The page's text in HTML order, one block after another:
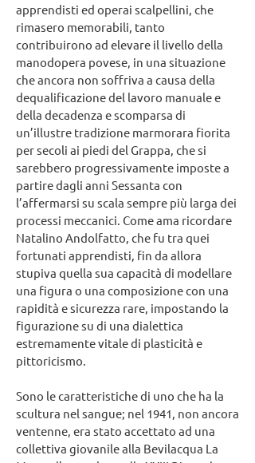
apprendisti ed operai scalpellini, che
rimasero memorabili, tanto
contribuirono ad elevare il livello della
manodopera povese, in una situazione
che ancora non soffriva a causa della
dequalificazione del lavoro manuale e
della decadenza e scomparsa di
un’illustre tradizione marmorara fiorita
per secoli ai piedi del Grappa, che si
sarebbero progressivamente imposte a
partire dagli anni Sessanta con
l’affermarsi su scala sempre più larga dei
processi meccanici. Come ama ricordare
Natalino Andolfatto, che fu tra quei
fortunati apprendisti, fin da allora
stupiva quella sua capacità di modellare
una figura o una composizione con una
rapidità e sicurezza rare, impostando la
figurazione su di una dialettica
estremamente vitale di plasticità e
pittoricismo.
Sono le caratteristiche di uno che ha la
scultura nel sangue; nel 1941, non ancora
ventenne, era stato accettato ad una
collettiva giovanile alla Bevilacqua La